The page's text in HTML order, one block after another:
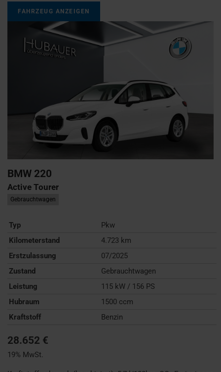
FAHRZEUG ANZEIGEN
BMW 220
Active Tourer
Gebrauchtwagen
Typ
Pkw
Kilometerstand
4.723 km
Erstzulassung
07/2025
Zustand
Gebrauchtwagen
Leistung
115 kW / 156 PS
Hubraum
1500 ccm
Kraftstoff
Benzin
28.652 €
19% MwSt.